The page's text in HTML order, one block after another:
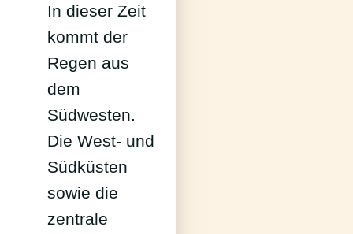
In dieser Zeit
kommt der
Regen aus
dem
Südwesten.
Die West- und
Südküsten
sowie die
zentrale